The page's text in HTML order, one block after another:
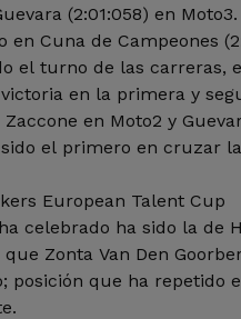
(2:01:058) en
Cuna de Campeones
el turno de las carreras,
en la primera y
en Moto2 y
el primero en cruzar
European Talent Cup
celebrado ha sido la de
Zonta Van Den
posición que ha repetido